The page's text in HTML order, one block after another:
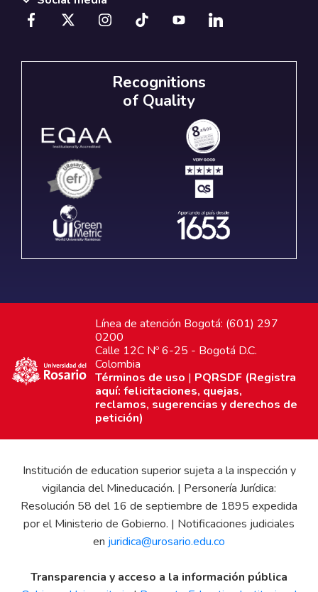
Recognitions
of Quality
Línea de atención Bogotá: (601) 297
0200
Calle 12C Nº 6-25 - Bogotá D.C.
Colombia
Términos de uso | PQRSDF (Registra
aquí: felicitaciones, quejas,
reclamos, sugerencias y derechos de
petición)
Institución de education superior sujeta a la inspección y
vigilancia del Mineducación. | Personería Jurídica:
Resolución 58 del 16 de septiembre de 1895 expedida
por el Ministerio de Gobierno. | Notificaciones judiciales
en juridica@urosario.edu.co
Transparencia y acceso a la información pública